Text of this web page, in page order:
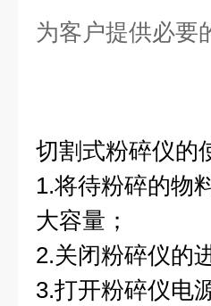
为客户提供必要
切割式粉碎仪的
1.将待粉碎的物
大容量；
2.关闭粉碎仪的
3.打开粉碎仪电